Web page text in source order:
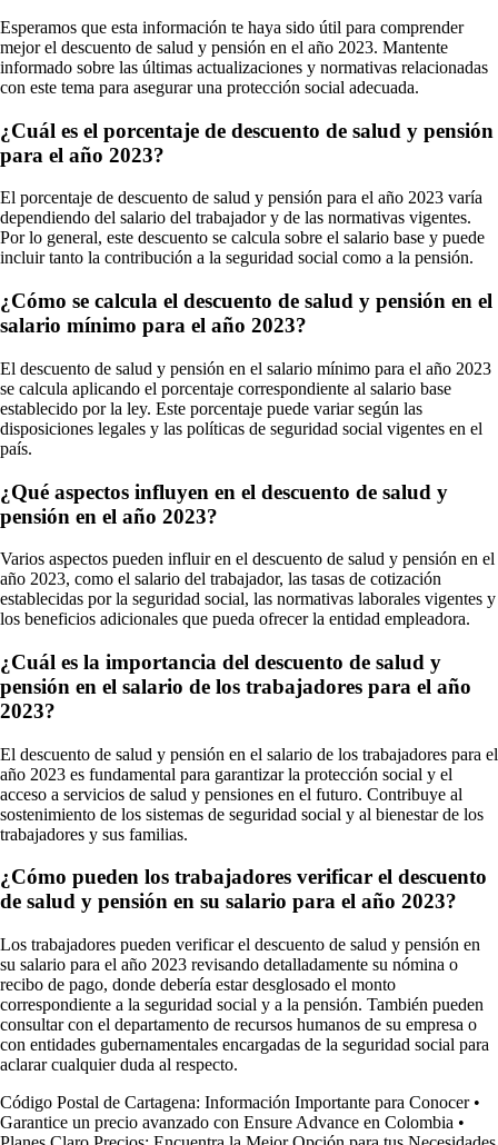
Esperamos que esta información te haya sido útil para comprender
mejor el descuento de salud y pensión en el año 2023. Mantente
informado sobre las últimas actualizaciones y normativas relacionadas
con este tema para asegurar una protección social adecuada.
¿Cuál es el porcentaje de descuento de salud y pensión
para el año 2023?
El porcentaje de descuento de salud y pensión para el año 2023 varía
dependiendo del salario del trabajador y de las normativas vigentes.
Por lo general, este descuento se calcula sobre el salario base y puede
incluir tanto la contribución a la seguridad social como a la pensión.
¿Cómo se calcula el descuento de salud y pensión en el
salario mínimo para el año 2023?
El descuento de salud y pensión en el salario mínimo para el año 2023
se calcula aplicando el porcentaje correspondiente al salario base
establecido por la ley. Este porcentaje puede variar según las
disposiciones legales y las políticas de seguridad social vigentes en el
país.
¿Qué aspectos influyen en el descuento de salud y
pensión en el año 2023?
Varios aspectos pueden influir en el descuento de salud y pensión en el
año 2023, como el salario del trabajador, las tasas de cotización
establecidas por la seguridad social, las normativas laborales vigentes y
los beneficios adicionales que pueda ofrecer la entidad empleadora.
¿Cuál es la importancia del descuento de salud y
pensión en el salario de los trabajadores para el año
2023?
El descuento de salud y pensión en el salario de los trabajadores para el
año 2023 es fundamental para garantizar la protección social y el
acceso a servicios de salud y pensiones en el futuro. Contribuye al
sostenimiento de los sistemas de seguridad social y al bienestar de los
trabajadores y sus familias.
¿Cómo pueden los trabajadores verificar el descuento
de salud y pensión en su salario para el año 2023?
Los trabajadores pueden verificar el descuento de salud y pensión en
su salario para el año 2023 revisando detalladamente su nómina o
recibo de pago, donde debería estar desglosado el monto
correspondiente a la seguridad social y a la pensión. También pueden
consultar con el departamento de recursos humanos de su empresa o
con entidades gubernamentales encargadas de la seguridad social para
aclarar cualquier duda al respecto.
Código Postal de Cartagena: Información Importante para Conocer•
Garantice un precio avanzado con Ensure Advance en Colombia •